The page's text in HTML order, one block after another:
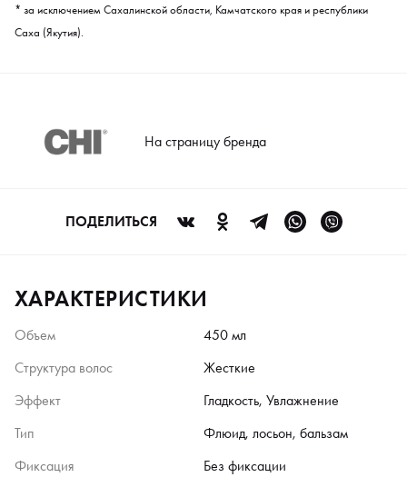
* за исключением Сахалинской области, Камчатского края и республики
Саха (Якутия).
На страницу бренда
ПОДЕЛИТЬСЯ
ХАРАКТЕРИСТИКИ
Объем
450 мл
Структура волос
Жесткие
Эффект
Гладкость, Увлажнение
Тип
Флюид, лосьон, бальзам
Фиксация
Без фиксации